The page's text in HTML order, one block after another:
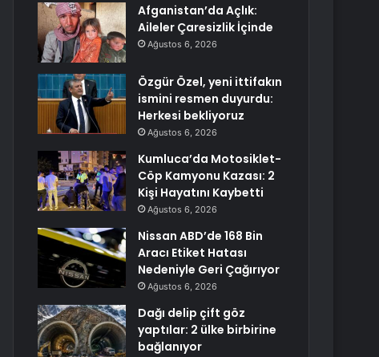
Afganistan’da Açlık:
Aileler Çaresizlik İçinde
Ağustos 6, 2026
Özgür Özel, yeni ittifakın
ismini resmen duyurdu:
Herkesi bekliyoruz
Ağustos 6, 2026
Kumluca’da Motosiklet-
Cöp Kamyonu Kazası: 2
Kişi Hayatını Kaybetti
Ağustos 6, 2026
Nissan ABD’de 168 Bin
Aracı Etiket Hatası
Nedeniyle Geri Çağırıyor
Ağustos 6, 2026
Dağı delip çift göz
yaptılar: 2 ülke birbirine
bağlanıyor